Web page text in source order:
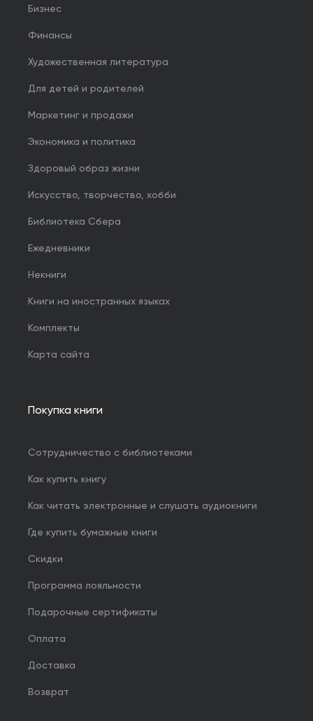
Бизнес
Финансы
Художественная литература
Для детей и родителей
Маркетинг и продажи
Экономика и политика
Здоровый образ жизни
Искусство, творчество, хобби
Библиотека Сбера
Ежедневники
Некниги
Книги на иностранных языках
Комплекты
Карта сайта
Покупка книги
Сотрудничество с библиотеками
Как купить книгу
Как читать электронные и слушать аудиокниги
Где купить бумажные книги
Скидки
Программа лояльности
Подарочные сертификаты
Оплата
Доставка
Возврат